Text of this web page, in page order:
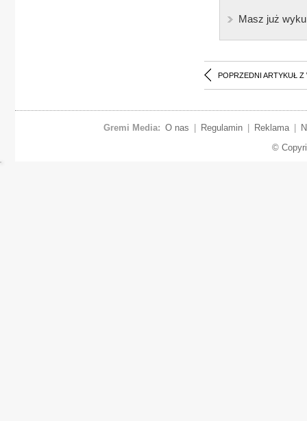
Masz już
POPRZEDNI ARTYKUŁ Z
Gremi Media: O nas Regulamin Reklama
©